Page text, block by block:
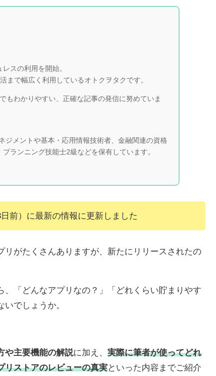
スの利用を開始。
まで幅広く利用しているオトクヲタクです。
もわかりやすい、正確な記事の発信に努めていま
ジメントや基本・応用情報技術者、金融関連の資格
ランニング技能士2級などを保有しています。
前）に最新の情報に更新しました
リがたくさんありますが、新たにリリースされたの
、「どんなアプリなの？」「どれくらい貯まりやす
でしょうか。
や主要機能の解説に加え、実際に筆者が使ってどれ
リストアのレビューの真実といった内容までご紹介